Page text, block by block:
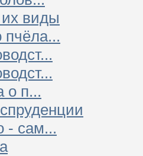
виды
пчёла...
о п...
- сам...